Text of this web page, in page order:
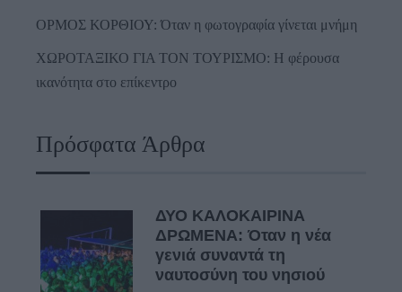
ΟΡΜΟΣ ΚΟΡΘΙΟΥ: Όταν η φωτογραφία γίνεται μνήμη
ΧΩΡΟΤΑΞΙΚΟ ΓΙΑ ΤΟΝ ΤΟΥΡΙΣΜΟ: Η φέρουσα
ικανότητα στο επίκεντρο
Πρόσφατα Άρθρα
ΔΥΟ ΚΑΛΟΚΑΙΡΙΝΑ
ΔΡΩΜΕΝΑ: Όταν η νέα
γενιά συναντά τη
ναυτοσύνη του νησιού